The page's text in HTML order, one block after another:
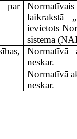
par
laikrakstā
ievietots
sistēmā
neskar.
Normatīvā
neskar.